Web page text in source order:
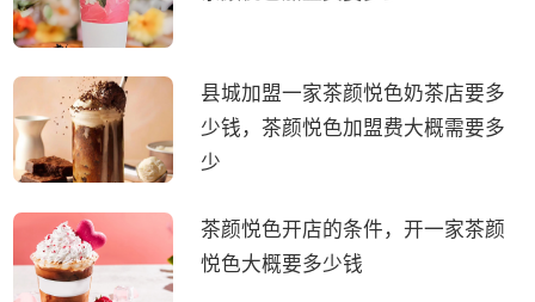
县城加盟一家茶颜悦色奶茶店要多
少钱，茶颜悦色加盟费大概需要多
少
茶颜悦色开店的条件，开一家茶颜
悦色大概要多少钱